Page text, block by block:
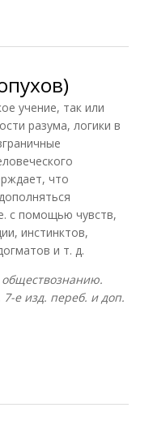
учение, так или
разума, логики в
что
с помощью чувств,
инстинктов,
и т. д.
е изд. переб. и доп.